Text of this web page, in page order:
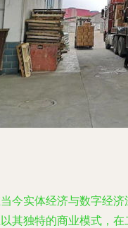
今实体经济与数字经济
其独特的商业模式，